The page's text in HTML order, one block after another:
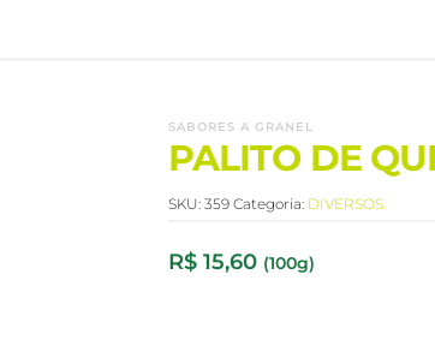
SABORES A GRANEL
PALITO DE
SKU: 359 Categoria: DIVERSOS
R$15,60 (100g)